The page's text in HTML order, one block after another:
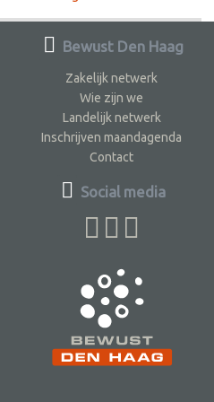
Bewust Den Haag
Zakelijk netwerk
Wie zijn we
Landelijk netwerk
Inschrijven maandagenda
Contact
Social media